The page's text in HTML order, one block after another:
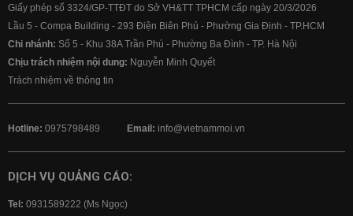
Giấy phép số 3324/GP-TTĐT do Sở VH&TT TPHCM cấp ngày 20/3/2026
Lầu 5 - Compa Building - 293 Điện Biên Phủ - Phường Gia Định - TP.HCM
Chi nhánh: Số 5 - Khu 38A Trần Phú - Phường Ba Đình - TP. Hà Nội
Chịu trách nhiệm nội dung: Nguyễn Minh Quyết
Trách nhiệm về thông tin
Hotline: 0975798489 Email: info@vietnammoi.vn
DỊCH VỤ QUẢNG CÁO:
Tel: 0931589222 (Ms Ngọc)